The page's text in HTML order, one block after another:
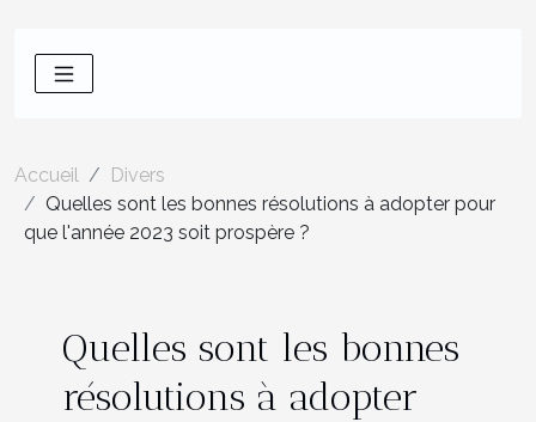
Accueil
Divers
Quelles sont les bonnes résolutions à adopter pour
que l'année 2023 soit prospère ?
Quelles sont les bonnes
résolutions à adopter